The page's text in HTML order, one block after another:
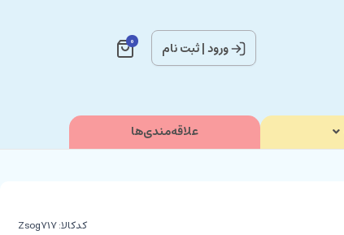
ورود|ثبت نام 0
علاقه‌مندی‌ها
کدکالا: